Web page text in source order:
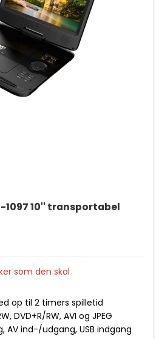
ved Copenhagen Trackers
at sender position på bestemt
tape
1097 10'' transportabel
som den skal
op til 2 timers spilletid
DVD+R/RW, AVI og JPEG
AV ind-/udgang, USB indgang